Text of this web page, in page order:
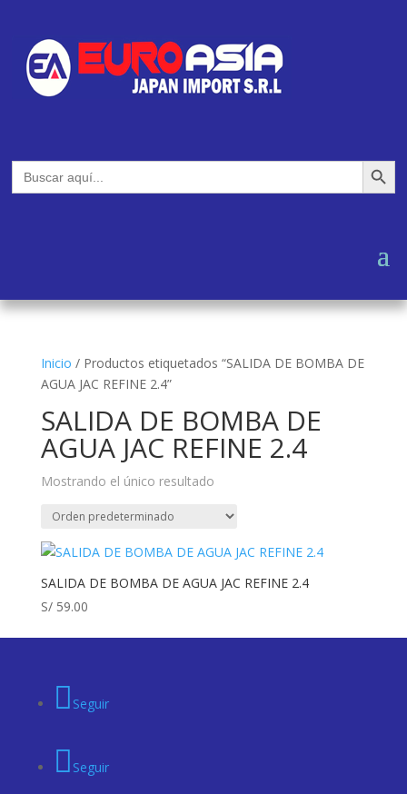
Buscar: Botón de
Inicio / Productos etiquetados “SALIDA DE BOMBA DE
AGUA JAC REFINE 2.4”
SALIDA DE BOMBA DE
AGUA JAC REFINE 2.4
Mostrando el único resultado
SALIDA DE BOMBA DE AGUA JAC REFINE 2.4
S/59.00
Seguir
Seguir